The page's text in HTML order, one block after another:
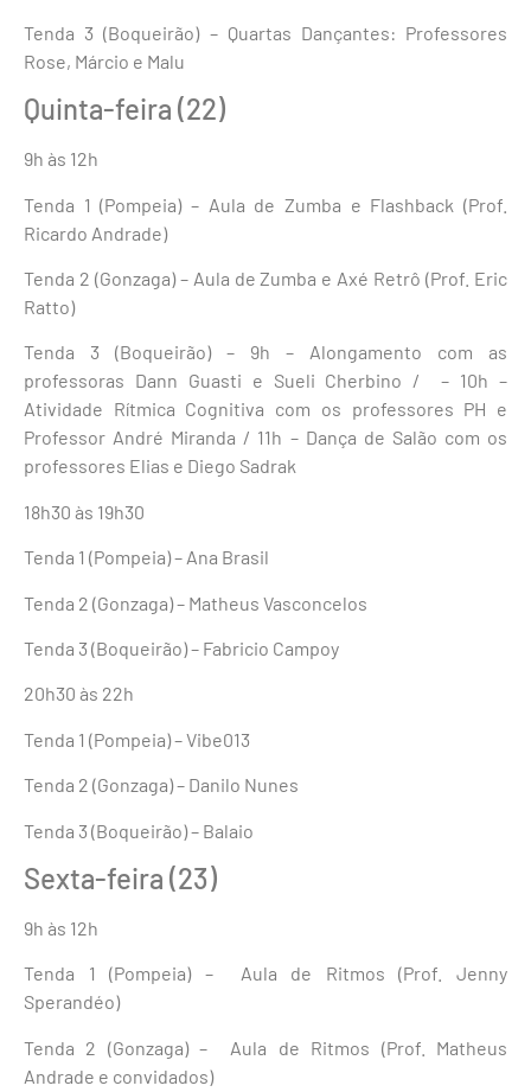
Tenda 3 (Boqueirão) – Quartas Dançantes: Professores
Rose, Márcio e Malu
Quinta-feira (22)
9h às 12h
Tenda 1 (Pompeia) – Aula de Zumba e Flashback (Prof.
Ricardo Andrade)
Tenda 2 (Gonzaga) – Aula de Zumba e Axé Retrô (Prof. Eric
Ratto)
Tenda 3 (Boqueirão) – 9h – Alongamento com as
professoras Dann Guasti e Sueli Cherbino / – 10h –
Atividade Rítmica Cognitiva com os professores PH e
Professor André Miranda / 11h – Dança de Salão com os
professores Elias e Diego Sadrak
18h30 às 19h30
Tenda 1 (Pompeia) – Ana Brasil
Tenda 2 (Gonzaga) – Matheus Vasconcelos
Tenda 3 (Boqueirão) – Fabricio Campoy
20h30 às 22h
Tenda 1 (Pompeia) – Vibe013
Tenda 2 (Gonzaga) – Danilo Nunes
Tenda 3 (Boqueirão) – Balaio
Sexta-feira (23)
9h às 12h
Tenda 1 (Pompeia) – Aula de Ritmos (Prof. Jenny
Sperandéo)
Tenda 2 (Gonzaga) – Aula de Ritmos (Prof. Matheus
Andrade e convidados)